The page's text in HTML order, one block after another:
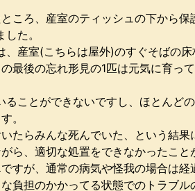
ころ、産室のティッシュの下から保
た。
、産室(こちらは屋外)のすぐそばの
最後の忘れ形見の1匹は元気に育っ
ことができないですし、ほとんど
。
たらみんな死んでいた、という結果
ら、適切な処置をできなかったこ
すが、通常の病気や怪我の場合は経
負担のかかってる状態でのトラブ